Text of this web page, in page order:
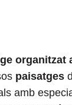
paisatges
amb